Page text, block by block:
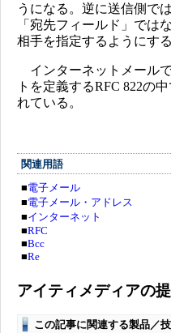
うになる。逆に送信側で
「宛先フィールド」では
相手を指定するようにする
インターネットメール
トを定義するRFC 822の
れている。
関連用語
■電子メール
■電子メール・アドレス
■インターネット
■RFC
■Bcc
■Re
アイティメディアの